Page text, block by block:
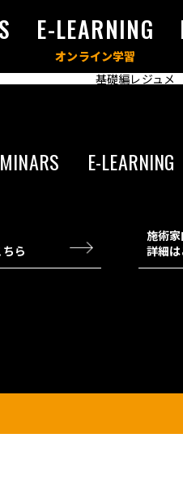
E-LEARNING
基礎編レジュメ
E-LEARNING
ら
施術家
詳細